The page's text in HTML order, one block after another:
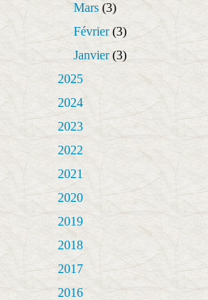
Mars (3)
Février(3)
Janvier(3)
2025
2024
2023
2022
2021
2020
2019
2018
2017
2016